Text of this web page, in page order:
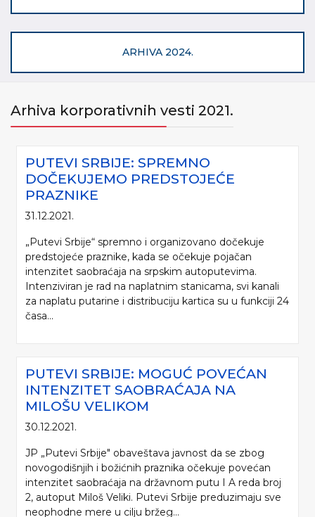
ARHIVA 2024.
Arhiva korporativnih vesti 2021.
PUTEVI SRBIJE: SPREMNO
DOČEKUJEMO PREDSTOJEĆE
PRAZNIKE
31.12.2021.
„Putevi Srbije“ spremno i organizovano dočekuje
predstojeće praznike, kada se očekuje pojačan
intenzitet saobraćaja na srpskim autoputevima.
Intenziviran je rad na naplatnim stanicama, svi kanali
za naplatu putarine i distribuciju kartica su u funkciji 24
časa...
PUTEVI SRBIJE: MOGUĆ POVEĆAN
INTENZITET SAOBRAĆAJA NA
MILOŠU VELIKOM
30.12.2021.
JP „Putevi Srbije" obaveštava javnost da se zbog
novogodišnjih i božićnih praznika očekuje povećan
intenzitet saobraćaja na državnom putu I A reda broj
2, autoput Miloš Veliki. Putevi Srbije preduzimaju sve
neophodne mere u cilju bržeg...